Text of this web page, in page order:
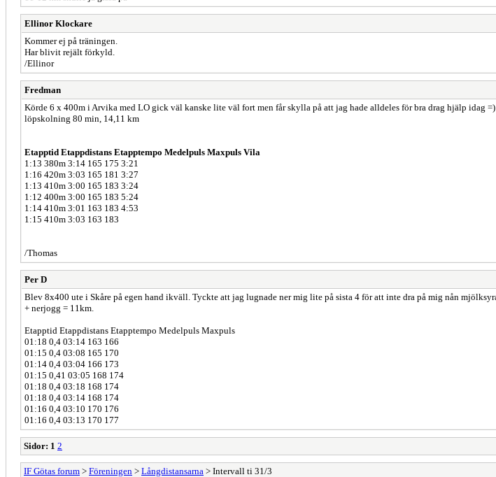
Ellinor Klockare
Kommer ej på träningen.
Har blivit rejält förkyld.
/Ellinor
Fredman
Körde 6 x 400m i Arvika med LO gick väl kanske lite väl fort men får skylla på att jag hade alldeles för bra drag hjälp
löpskolning 80 min, 14,11 km
Etapptid Etappdistans Etapptempo Medelpuls Maxpuls Vila
1:13 380m 3:14 165 175 3:21
1:16 420m 3:03 165 181 3:27
1:13 410m 3:00 165 183 3:24
1:12 400m 3:00 165 183 5:24
1:14 410m 3:01 163 183 4:53
1:15 410m 3:03 163 183
/Thomas
Per D
Blev 8x400 ute i Skåre på egen hand ikväll. Tyckte att jag lugnade ner mig lite på sista 4 för att inte dra på mig nån
+ nerjogg = 11km.
Etapptid Etappdistans Etapptempo Medelpuls Maxpuls
01:18 0,4 03:14 163 166
01:15 0,4 03:08 165 170
01:14 0,4 03:04 166 173
01:15 0,41 03:05 168 174
01:18 0,4 03:18 168 174
01:18 0,4 03:14 168 174
01:16 0,4 03:10 170 176
01:16 0,4 03:13 170 177
Sidor: 1 2
IF Götas forum > Föreningen > Långdistansarna > Intervall ti 31/3